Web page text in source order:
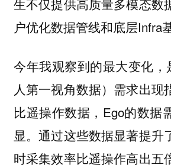
户优化数据管线和底层Infra
今年我观察到的最大变化，
人第一视角数据）需求出现
比遥操作数据，Ego的数据
显。通过这些数据显著提升
时采集效率比遥操作高出五